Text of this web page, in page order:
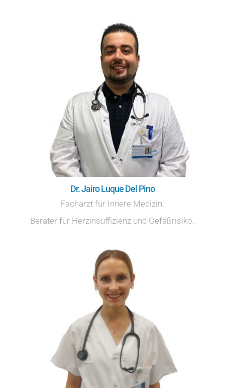
Dr. Jairo Luque Del Pino
Facharzt für Innere Medizin.
Berater für Herzinsuffizienz und Gefäßrisiko.